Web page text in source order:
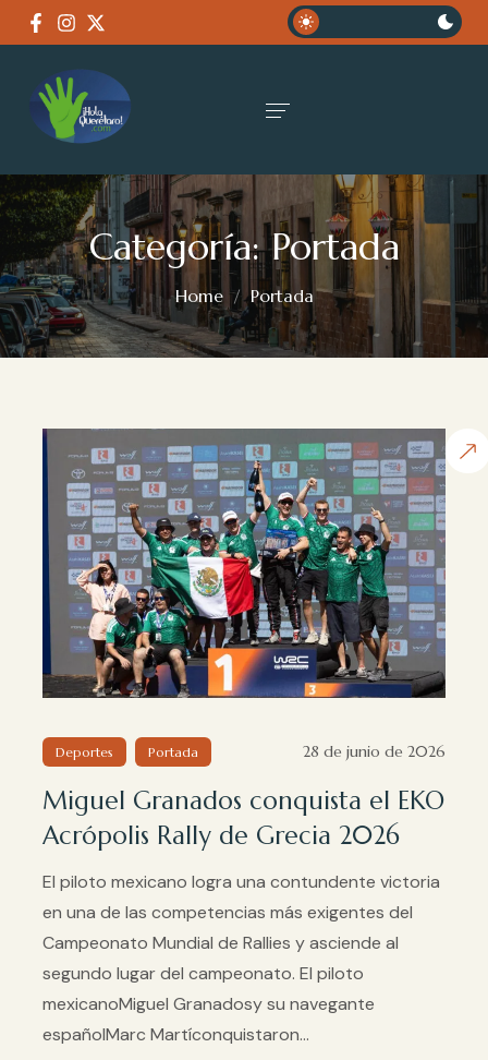
Categoría:Portada
Home Portada
Deportes Portada 28 de junio de 2026
Miguel Granados conquista el EKO
Acrópolis Rally de Grecia 2026
El piloto mexicano logra una contundente victoria
en una de las competencias más exigentes del
Campeonato Mundial de Rallies y asciende al
segundo lugar del campeonato. El piloto
mexicanoMiguel Granadosy su navegante
españolMarc Martíconquistaron...